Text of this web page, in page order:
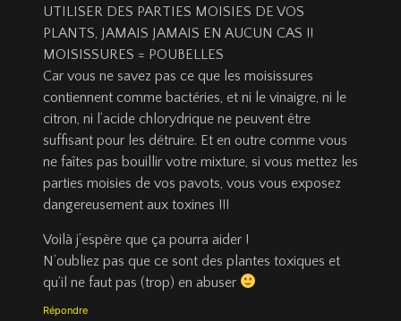
UTILISER DES PARTIES MOISIES DE VOS
PLANTS, JAMAIS JAMAIS EN AUCUN CAS !!
MOISISSURES = POUBELLES
Car vous ne savez pas ce que les moisissures
contiennent comme bactéries, et ni le vinaigre, ni le
citron, ni l’acide chlorydrique ne peuvent être
suffisant pour les détruire. Et en outre comme vous
ne faîtes pas bouillir votre mixture, si vous mettez les
parties moisies de vos pavots, vous vous exposez
dangereusement aux toxines !!!
Voilà j’espère que ça pourra aider !
N’oubliez pas que ce sont des plantes toxiques et
qu’il ne faut pas (trop) en abuser
Répondre